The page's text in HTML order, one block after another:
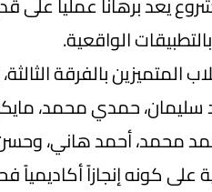
الواقعية.
بالفرقة
سليمان، حمدي محمد،
محمد، أحمد هاني،
كونه إنجازاً أكاديمياً